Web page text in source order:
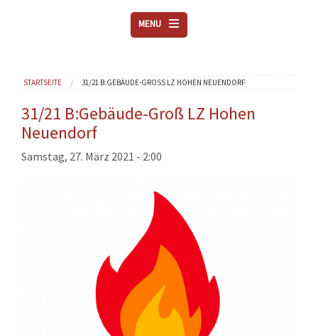
MENU
VEREINE
AKTUELLES
KONTAKT
EINSÄTZE
Sie sind hier
STARTSEITE 31/21 B:GEBÄUDE-GROSS LZ HOHEN NEUENDORF
31/21 B:Gebäude-Groß LZ Hohen
Neuendorf
Samstag, 27. März 2021 - 2:00